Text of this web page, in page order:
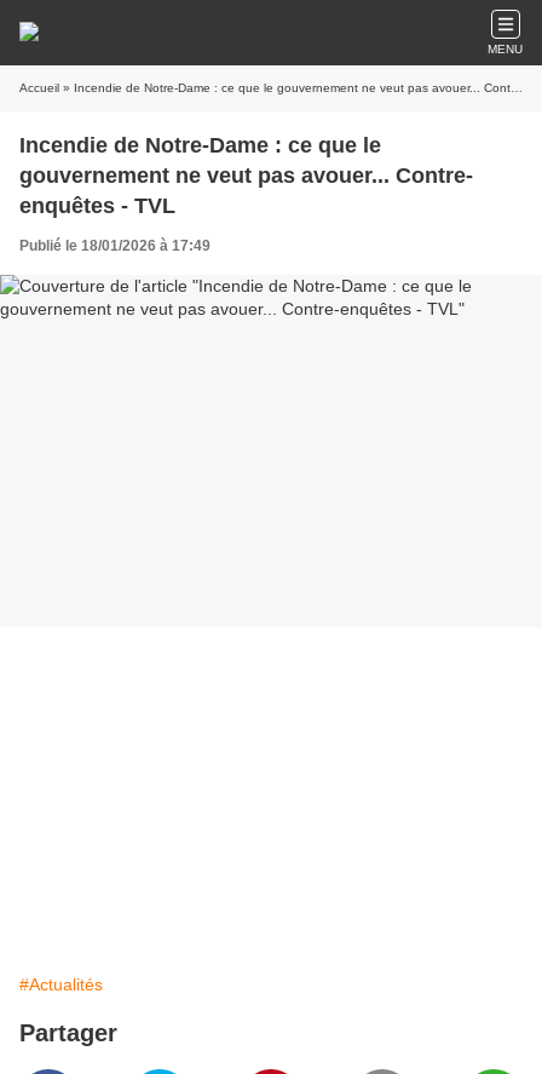
MENU
Accueil » Incendie de Notre-Dame : ce que le gouvernement ne veut pas avouer... Contre-enquêtes - TVL
Incendie de Notre-Dame : ce que le
gouvernement ne veut pas avouer... Contre-
enquêtes - TVL
Publié le 18/01/2026 à 17:49
#Actualités
Partager